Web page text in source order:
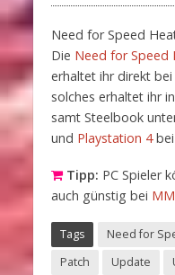
Need for Speed
Die Need for Speed
erhaltet ihr direkt bei
solches erhaltet ihr
samt Steelbook
und Playstation 4bei
Tipp: PC Spieler
auch günstig bei
Tags Need for
Patch
Update